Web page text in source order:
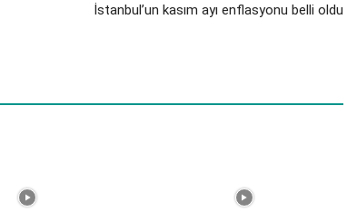
İstanbul’un kasım ayı enflasyonu belli oldu